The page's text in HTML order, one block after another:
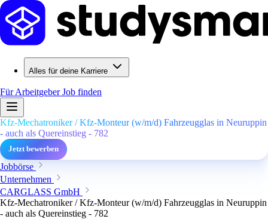
Alles für deine Karriere
Für ArbeitgeberJob finden
Kfz-Mechatroniker / Kfz-Monteur (w/m/d) Fahrzeugglas in Neuruppin
- auch als Quereinstieg - 782
Jetzt bewerben
Jobbörse
Unternehmen
CARGLASS GmbH
Kfz-Mechatroniker / Kfz-Monteur (w/m/d) Fahrzeugglas in Neuruppin
- auch als Quereinstieg - 782